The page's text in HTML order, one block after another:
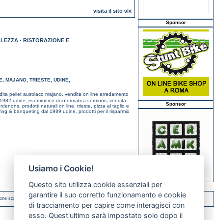
visita il sito
- RISTORAZIONE E
MAJANO TRIESTE UDINE
pellet austriaco majano, vendita on line arredamento
udine, ecommerce di informatica cormons, vendita
prodotti naturali on line. trieste, pizza al taglio e
& banqueting dal 1989 udine, prodotti per il risparmio
Sponsor
Sponsor
scritta.
Usiamo i Cookie!
Questo sito utilizza cookie essenziali per
garantire il suo corretto funzionamento e cookie
di tracciamento per capire come interagisci con
esso. Quest'ultimo sarà impostato solo dopo il